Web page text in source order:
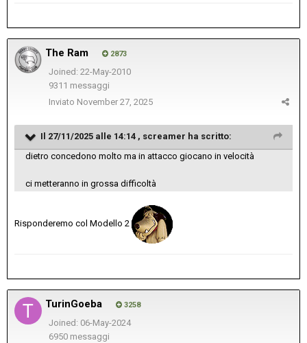
The Ram 2873
Joined: 22-May-2010
9311 messaggi
Inviato November 27, 2025
Il 27/11/2025 alle 14:14 , screamer ha scritto:
dietro concedono molto ma in attacco giocano in velocità
ci metteranno in grossa difficoltà
Risponderemo col Modello 2
TurinGoeba 3258
Joined: 06-May-2024
6950 messaggi